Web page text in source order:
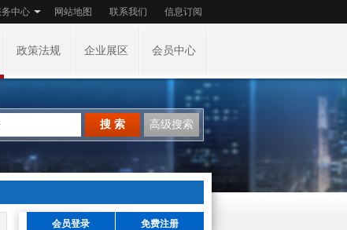
务中心 网站地图 联系我们 信息订阅
政策法规 企业展区 会员中心
搜 索 高级搜索
会员登录 免费注册